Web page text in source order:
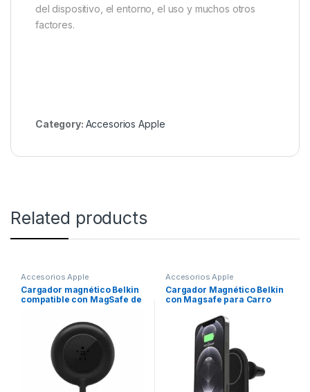
del dispositivo, el entorno, el uso y muchos otros
factores.
Category: Accesorios Apple
Related products
Accesorios Apple
Cargador magnético Belkin
compatible con MagSafe de
Accesorios Apple
Cargador Magnético Belkin
con Magsafe para Carro